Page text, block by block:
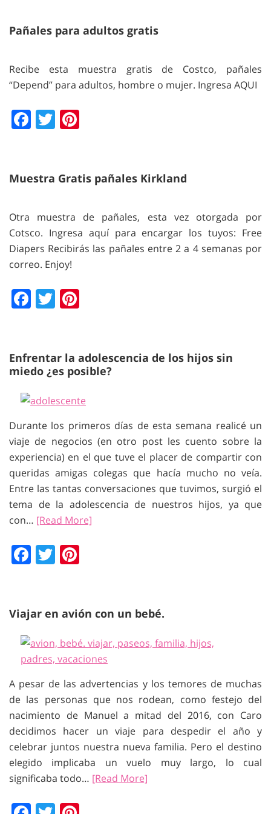
Pañales para adultos gratis
Recibe esta muestra gratis de Costco, pañales
“Depend” para adultos, hombre o mujer. Ingresa AQUI
Facebook
Twitter
Muestra Gratis pañales Kirkland
Otra muestra de pañales, esta vez otorgada por
Cotsco. Ingresa aquí para encargar los tuyos: Free
Diapers Recibirás las pañales entre 2 a 4 semanas por
correo. Enjoy!
Facebook
Twitter
Enfrentar la adolescencia de los hijos sin
miedo ¿es posible?
Durante los primeros días de esta semana realicé un
viaje de negocios (en otro post les cuento sobre la
experiencia) en el que tuve el placer de compartir con
queridas amigas colegas que hacía mucho no veía.
Entre las tantas conversaciones que tuvimos, surgió el
tema de la adolescencia de nuestros hijos, ya que
con… [Read More]
Facebook
Twitter
Viajar en avión con un bebé.
A pesar de las advertencias y los temores de muchas
de las personas que nos rodean, como festejo del
nacimiento de Manuel a mitad del 2016, con Caro
decidimos hacer un viaje para despedir el año y
celebrar juntos nuestra nueva familia. Pero el destino
elegido implicaba un vuelo muy largo, lo cual
significaba todo… [Read More]